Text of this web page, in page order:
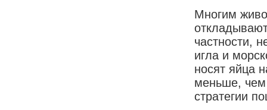
Многим
частности,
игла и
носят яйца
меньше,
стратегии